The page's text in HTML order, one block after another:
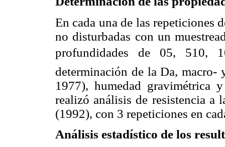
En cada una de las repeticiones
no disturbadas con un
profundidades de 05, 510,
determinación de la Da,
1977), humedad gravimétrica
realizó análisis de resistencia a
(1992), con 3 repeticiones en
Análisis estadístico de los